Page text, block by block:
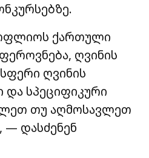
ქართული
ღვინის
ღვინის
სპეციფიკური
თუ აღმოსავლეთ
— დასძენენ